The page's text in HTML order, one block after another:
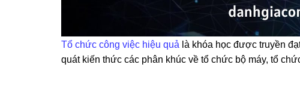
Tổ chức công việc hiệu quả là khóa học được truyền
quát kiến thức các phân khúc về tổ chức bộ máy, tổ